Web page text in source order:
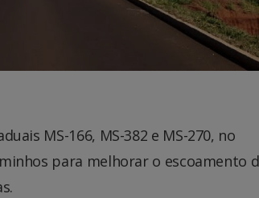
MS-166, MS-382 e MS-270, no
para melhorar o escoamento